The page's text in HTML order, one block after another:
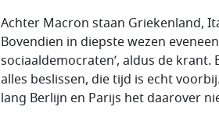
Achter Macron staan Griekenland,
Bovendien in diepste wezen
sociaaldemocraten’, aldus de krant.
alles beslissen, die tijd is echt
lang Berlijn en Parijs het daarover